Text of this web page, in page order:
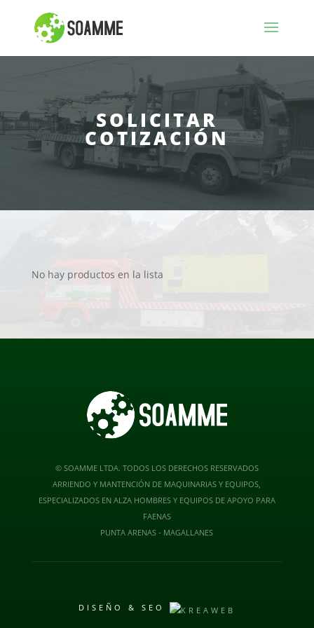
SOLICITAR
COTIZACIÓN
No hay productos en la lista
© SOAMME LTDA. TODOS LOS DERECHOS RESERVADOS
ARRIENDO Y MANTENCIÓN DE MAQUINARIAS Y EQUIPOS,
ESPECIALIZADOS EN ALZA HOMBRES Y EQUIPOS DE APOYO PARA
FAENAS
PUNTA ARENAS - MAGALLANES
DISEÑO & SEO